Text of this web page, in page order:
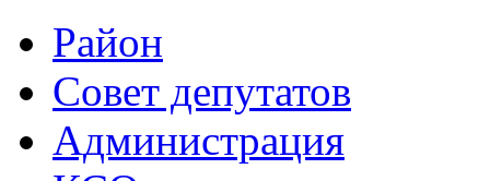
Район
Совет депутатов
Администрация